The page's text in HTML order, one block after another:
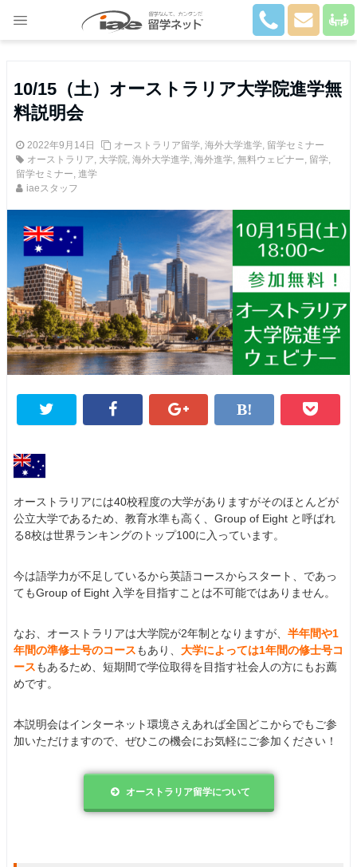
10/15（土）オーストラリア大学院進学無
料説明会
2022年9月14日 オーストラリア留学, 海外大学進学, 留学セミナー
オーストラリア, 大学院, 海外大学進学, 海外進学, 無料ウェビナー, 留学,
留学セミナー, 進学
iaeスタッフ
オーストラリアには40校程度の大学がありますがそのほとんどが
公立大学であるため、教育水準も高く、Group of Eight と呼ばれ
る8校は世界ランキングのトップ100に入っています。
今は語学力が不足しているから英語コースからスタート、であっ
てもGroup of Eight 入学を目指すことは不可能ではありません。
なお、オーストラリアは大学院が2年制となりますが、 半年間や1
年間の準修士号のコース もあり、 大学によっては1年間の修士号コ
ース もあるため、短期間で学位取得を目指す社会人の方にもお薦
めです。
本説明会はインターネット環境さえあれば全国どこからでもご参
加いただけますので、ぜひこの機会にお気軽にご参加ください！
オーストラリア留学について